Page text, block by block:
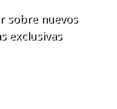
sobre nuevos
exclusivas